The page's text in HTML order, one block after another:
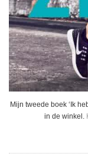
Mijn tweede boek ‘Ik
in de winkel.